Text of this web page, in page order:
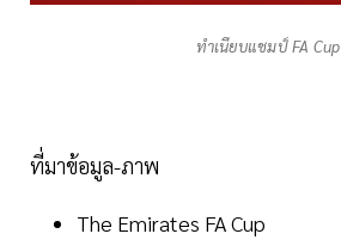
ทำเนียบแชมป์ FA Cup
ที่มาข้อมูล-ภาพ
The Emirates FA Cup